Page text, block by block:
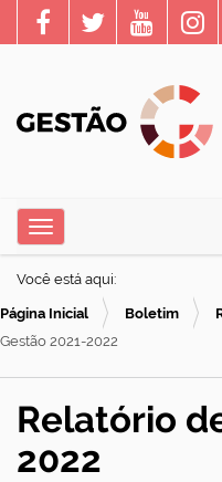
e
g
Toggle navigation
Você está aqui:
Página Inicial Boletim
Gestão 2021-2022
Relatório
2022